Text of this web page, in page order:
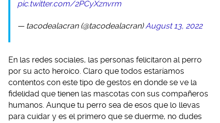
pic.twitter.com/2PCyXznvrm
— tacodealacran (@tacodealacran)August 13, 2022
En las redes sociales, las personas felicitaron al perro
por su acto heroico. Claro que todos estaríamos
contentos con este tipo de gestos en donde se ve la
fidelidad que tienen las mascotas con sus compañeros
humanos. Aunque tu perro sea de esos que lo llevas
para cuidar y es el primero que se duerme, no dudes